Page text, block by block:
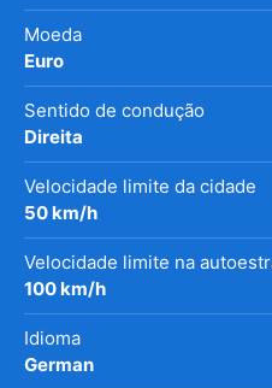
Moeda
Euro
Sentido de condução
Direita
Velocidade limite da cidade
50 km/h
Velocidade limite na
100 km/h
Idioma
German